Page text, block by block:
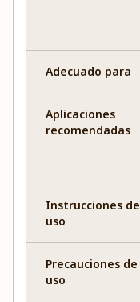
Adecuado para
Aplicaciones
recomendadas
Instrucciones de
uso
Precauciones de
uso